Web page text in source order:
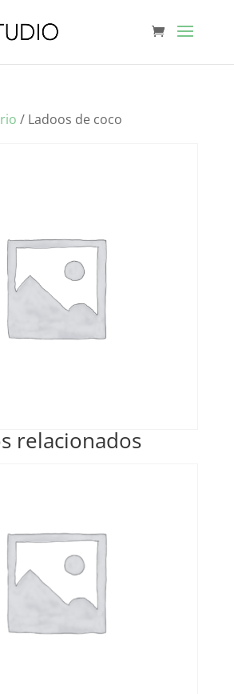
/ Ladoos de coco
relacionados